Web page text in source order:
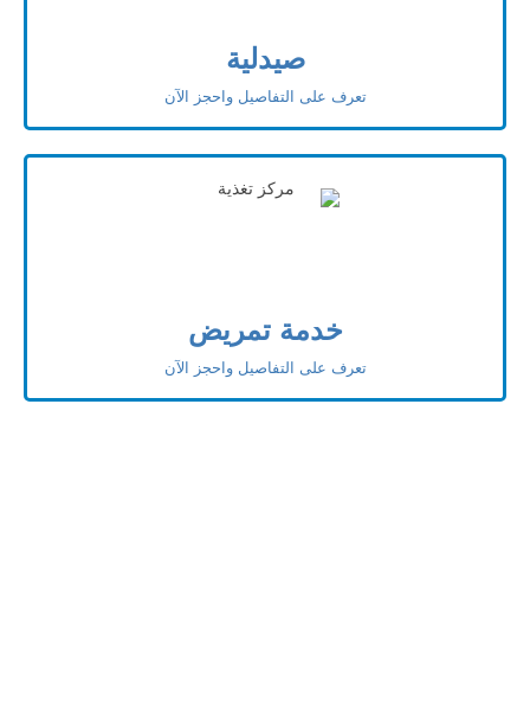
صيدلية
تعرف على التفاصيل واحجز الآن
خدمة تمريض
تعرف على التفاصيل واحجز الآن